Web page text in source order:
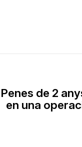
Penes de 2
en una